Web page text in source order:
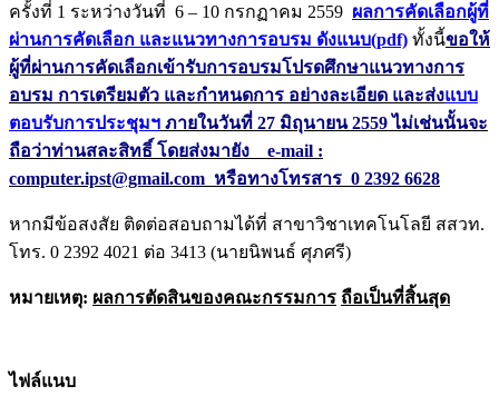
ครั้งที่ 1 ระหว่างวันที่ 6 – 10 กรกฏาคม 2559 ผลการคัดเลือกผู้ที่
ผ่านการคัดเลือก และแนวทางการอบรม ดังแนบ(pdf) ทั้งนี้ขอให้
ผู้ที่ผ่านการคัดเลือกเข้ารับการอบรมโปรดศึกษาแนวทางการ
อบรม การเตรียมตัว และกำหนดการ อย่างละเอียด และส่งแบบ
ตอบรับการประชุมฯ ภายในวันที่ 27 มิถุนายน 2559 ไม่เช่นนั้นจะ
ถือว่าท่านสละสิทธิ์ โดยส่งมายัง e-mail :
computer.ipst@gmail.com หรือทางโทรสาร 0 2392 6628
หากมีข้อสงสัย ติดต่อสอบถามได้ที่ สาขาวิชาเทคโนโลยี สสวท.
โทร. 0 2392 4021 ต่อ 3413 (นายนิพนธ์ ศุภศรี)
หมายเหตุ: ผลการตัดสินของคณะกรรมการ ถือเป็นที่สิ้นสุด
ไฟล์แนบ